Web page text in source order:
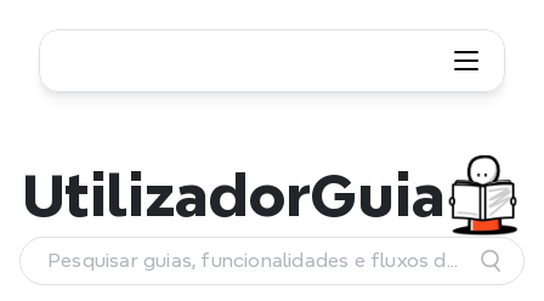
UtilizadorGuia
Pesquisar guias, funcionalidades e fluxos de
trabalho